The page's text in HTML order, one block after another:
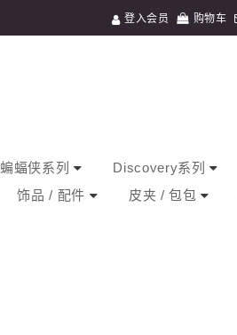
登入会员 购物车
蝙蝠侠系列 Discovery系列
饰品 / 配件 皮夹 / 包包